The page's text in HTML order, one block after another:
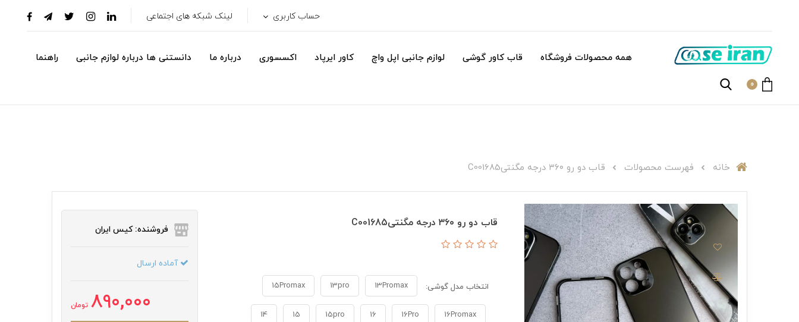
حساب کاربری لینک شبکه های اجتماعی
همه محصولات فروشگاه قاب کاور گوشی لوازم جانبی اپل واچ کاور ایرپاد اکسسوری درباره ما دانستنی ها درباره لوازم جانبی راهنما
0
خانه فهرست محصولات قاب دو رو ۳۶۰ درجه مگنتیC001685
قاب دو رو ۳۶۰ درجه مگنتیC001685
انتخاب مدل گوشی: 13Promax
13pro
15Promax
16Promax
16Pro
16
15pro
15
14
فروشنده: کیس ایران
آماده ارسال
890,000 تومان